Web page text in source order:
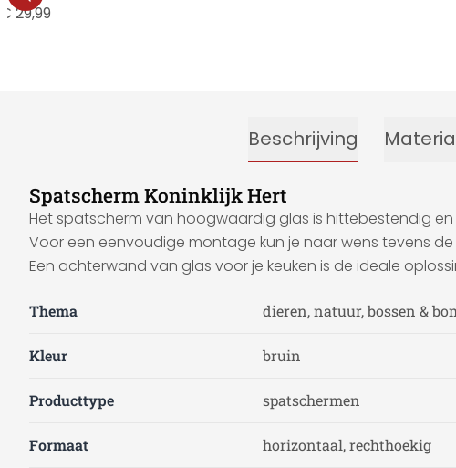
29,99
Beschrijving
Spatscherm Koninklijk Hert
Het spatscherm van hoogwaardig glas is hittebestendig
Voor een eenvoudige montage kun je naar wens tevens
Een achterwand van glas voor je keuken is de ideale
Thema dieren, natuur, bossen &
Kleur bruin
Producttype spatschermen
Formaat horizontaal, rechthoekig